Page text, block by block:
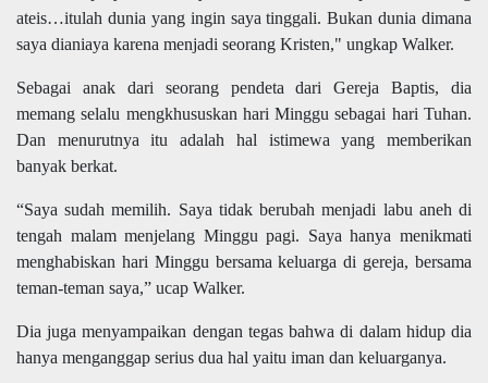
ateis…itulah dunia yang ingin saya tinggali. Bukan dunia dimana
saya dianiaya karena menjadi seorang Kristen," ungkap Walker.
Sebagai anak dari seorang pendeta dari Gereja Baptis, dia
memang selalu mengkhususkan hari Minggu sebagai hari Tuhan.
Dan menurutnya itu adalah hal istimewa yang memberikan
banyak berkat.
“Saya sudah memilih. Saya tidak berubah menjadi labu aneh di
tengah malam menjelang Minggu pagi. Saya hanya menikmati
menghabiskan hari Minggu bersama keluarga di gereja, bersama
teman-teman saya,” ucap Walker.
Dia juga menyampaikan dengan tegas bahwa di dalam hidup dia
hanya menganggap serius dua hal yaitu iman dan keluarganya.